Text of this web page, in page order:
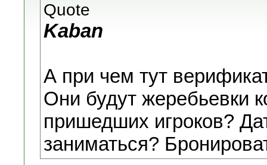
Quote
Kaban
А при чем тут
Они будут жеребьевки
пришедших игроков?
заниматься?